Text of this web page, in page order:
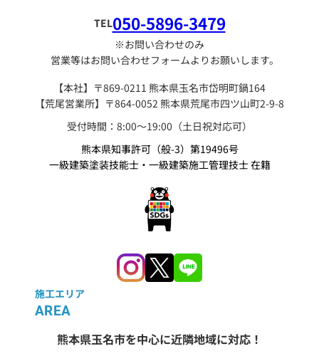
TEL050-5896-3479
※お問い合わせのみ
営業等はお問い合わせフォームよりお願いします。
【本社】〒869-0211 熊本県玉名市岱明町鍋164
【荒尾営業所】〒864-0052 熊本県荒尾市四ツ山町2-9-8
受付時間：8:00〜19:00（土日祝対応可）
熊本県知事許可（般-3）第19496号
一級建築塗装技能士・一級建築施工管理技士 在籍
施工エリア
AREA
熊本県玉名市を中心に近隣地域に対応！